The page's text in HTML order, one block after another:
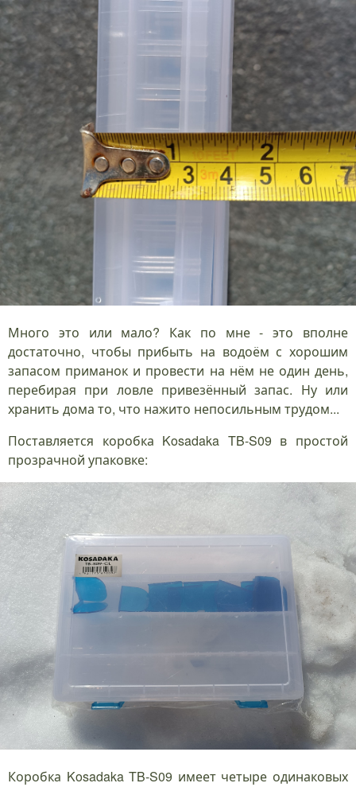
Много это или мало? Как по мне - это вполне
достаточно, чтобы прибыть на водоём с хорошим
запасом приманок и провести на нём не один день,
перебирая при ловле привезённый запас. Ну или
хранить дома то, что нажито непосильным трудом...
Поставляется коробка Kosadaka TB-S09 в простой
прозрачной упаковке:
Коробка Kosadaka TB-S09 имеет четыре одинаковых